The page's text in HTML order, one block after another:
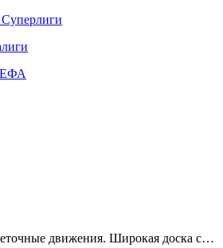
движения. Широкая доска с…